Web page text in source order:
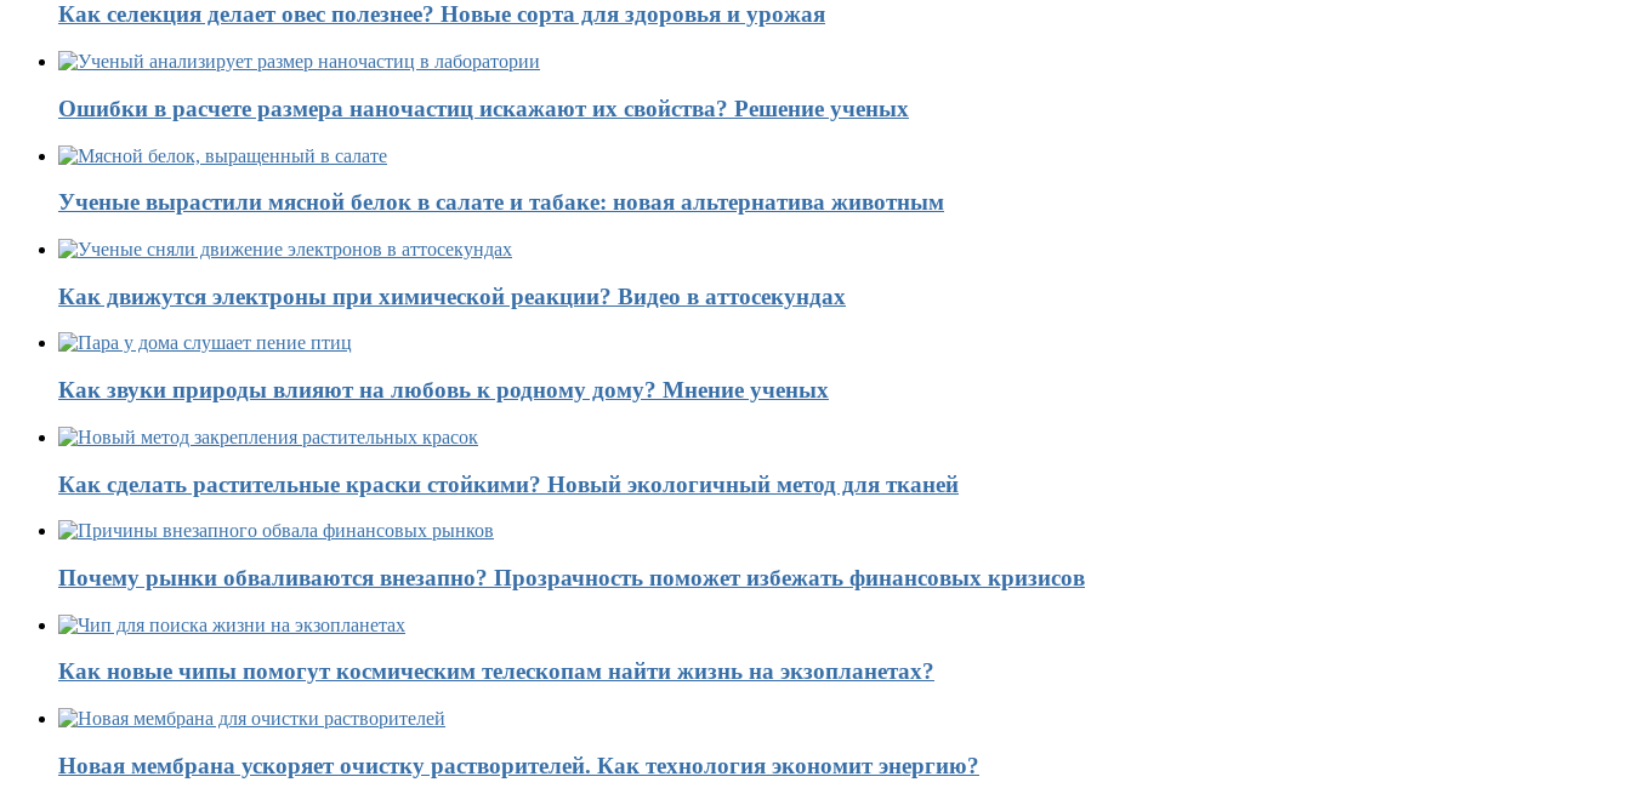
Как селекция делает овес полезнее? Новые сорта для здоровья и урожая
Ошибки в расчете размера наночастиц искажают их свойства? Решение ученых
Ученые вырастили мясной белок в салате и табаке: новая альтернатива животным
Как движутся электроны при химической реакции? Видео в аттосекундах
Как звуки природы влияют на любовь к родному дому? Мнение ученых
Как сделать растительные краски стойкими? Новый экологичный метод для тканей
Почему рынки обваливаются внезапно? Прозрачность поможет избежать финансовых кризисов
Как новые чипы помогут космическим телескопам найти жизнь на экзопланетах?
Новая мембрана ускоряет очистку растворителей. Как технология экономит энергию?